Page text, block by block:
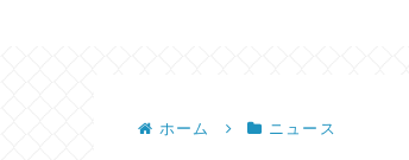
ホーム ニュース